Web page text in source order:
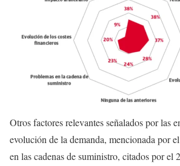
Otros factores relevantes señalados por las
evolución de la demanda, mencionada por
en las cadenas de suministro, citados por el